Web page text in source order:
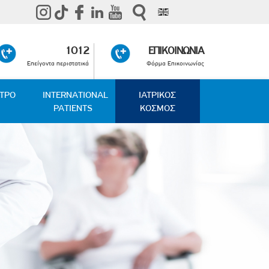
1012
Επείγοντα περιστατικά
ΕΠΙΚΟΙΝΩΝΙΑ
Φόρμα Επικοινωνίας
INTERNATIONAL
PATIENTS
ΙΑΤΡΙΚΟΣ
ΚΟΣΜΟΣ